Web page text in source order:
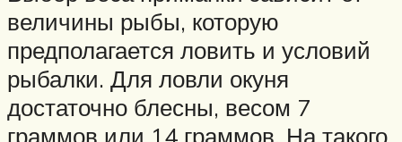
величины рыбы, которую
предполагается ловить и условий
рыбалки. Для ловли окуня
достаточно блесны, весом 7
граммов или 14 граммов. На такого